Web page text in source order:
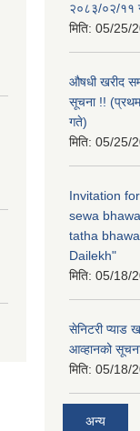
२०८३/०२/११
मिति: 05/25/
औषधी खरीद
सूचना !!
गते)
मिति: 05/25/
Invitation
sewa
tatha
Dailekh"
मिति: 05/18/
सेनिटरी प्याड
आव्हानको
मिति: 05/18/
अन्य